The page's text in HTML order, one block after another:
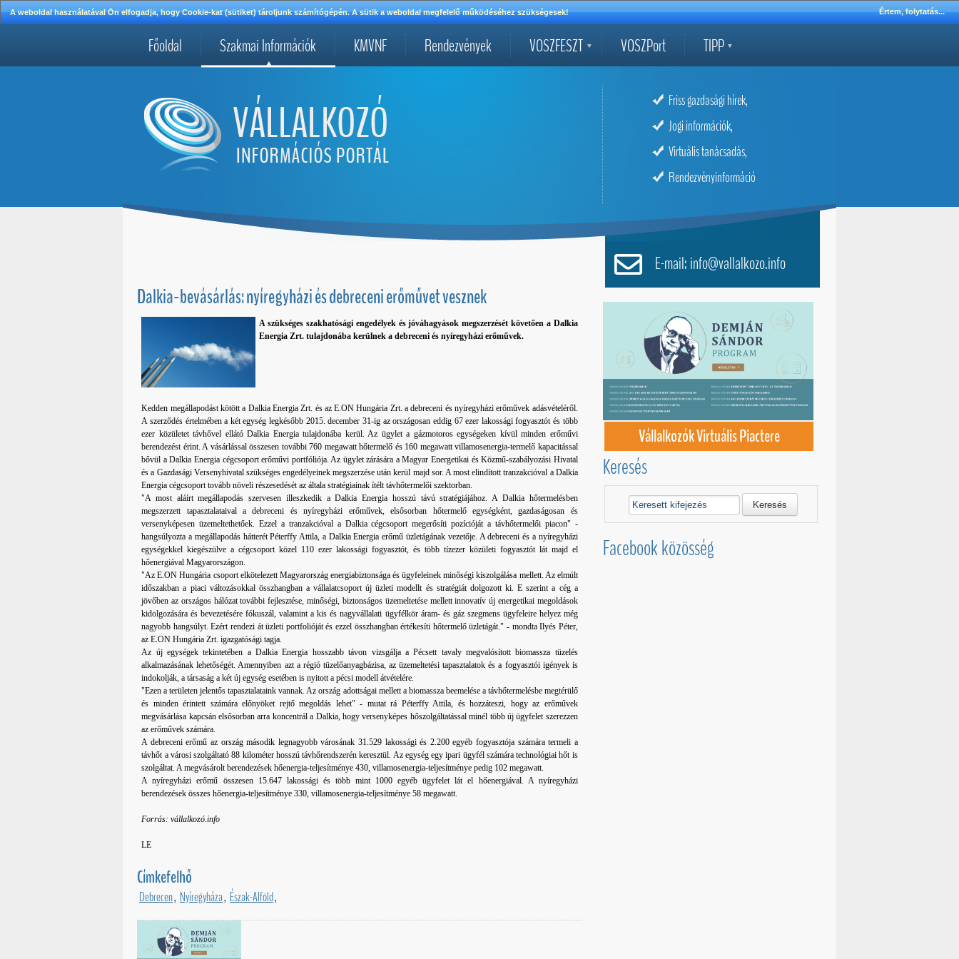
A weboldal használatával Ön elfogadja, hogy Cookie-kat (sütiket) tároljunk számítógépén. A sütik a weboldal megfelelő működéséhez szükségesek! Értem, folytatás...
Főoldal Szakmai Információk KMVNF Rendezvények VOSZFESZT VOSZPort TIPP
Friss gazdasági hírek,
Jogi információk,
Virtuális tanácsadás,
Rendezvényinformáció
Dalkia-bevásárlás: nyíregyházi és debreceni erőművet vesznek
A szükséges szakhatósági engedélyek és jóváhagyások megszerzését követően a Dalkia
Energia Zrt. tulajdonába kerülnek a debreceni és nyíregyházi erőművek.
Kedden megállapodást kötött a Dalkia Energia Zrt. és az E.ON Hungária Zrt. a debreceni és nyíregyházi erőművek adásvételéről.
A szerződés értelmében a két egység legkésőbb 2015. december 31-ig az országosan eddig 67 ezer lakossági fogyasztót és több
ezer közületet távhővel ellátó Dalkia Energia tulajdonába kerül. Az ügylet a gázmotoros egységeken kívül minden erőművi
berendezést érint. A vásárlással összesen további 760 megawatt hőtermelő és 160 megawatt villamosenergia-termelő kapacitással
bővül a Dalkia Energia cégcsoport erőművi portfóliója. Az ügylet zárására a Magyar Energetikai és Közmű-szabályozási Hivatal
és a Gazdasági Versenyhivatal szükséges engedélyeinek megszerzése után kerül majd sor. A most elindított tranzakcióval a Dalkia
Energia cégcsoport tovább növeli részesedését az általa stratégiainak ítélt távhőtermelői szektorban.
"A most aláírt megállapodás szervesen illeszkedik a Dalkia Energia hosszú távú stratégiájához. A Dalkia hőtermelésben
megszerzett tapasztalataival a debreceni és nyíregyházi erőművek, elsősorban hőtermelő egységként, gazdaságosan és
versenyképesen üzemeltethetőek. Ezzel a tranzakcióval a Dalkia cégcsoport megerősíti pozícióját a távhőtermelői piacon" -
hangsúlyozta a megállapodás hátterét Péterffy Attila, a Dalkia Energia erőmű üzletágának vezetője. A debreceni és a nyíregyházi
egységekkel kiegészülve a cégcsoport közel 110 ezer lakossági fogyasztót, és több tízezer közületi fogyasztót lát majd el
hőenergiával Magyarországon.
"Az E.ON Hungária csoport elkötelezett Magyarország energiabiztonsága és ügyfeleinek minőségi kiszolgálása mellett. Az elmúlt
időszakban a piaci változásokkal összhangban a vállalatcsoport új üzleti modellt és stratégiát dolgozott ki. E szerint a cég a
jövőben az országos hálózat további fejlesztése, minőségi, biztonságos üzemeltetése mellett innovatív új energetikai megoldások
kidolgozására és bevezetésére fókuszál, valamint a kis és nagyvállalati ügyfélkör áram- és gáz szegmens ügyfeleire helyez még
nagyobb hangsúlyt. Ezért rendezi át üzleti portfolióját és ezzel összhangban értékesíti hőtermelő üzletágát." - mondta Ilyés Péter,
az E.ON Hungária Zrt. igazgatósági tagja.
Az új egységek tekintetében a Dalkia Energia hosszabb távon vizsgálja a Pécsett tavaly megvalósított biomassza tüzelés
alkalmazásának lehetőségét. Amennyiben azt a régió tüzelőanyagbázisa, az üzemeltetési tapasztalatok és a fogyasztói igények is
indokolják, a társaság a két új egység esetében is nyitott a pécsi modell átvételére.
"Ezen a területen jelentős tapasztalataink vannak. Az ország adottságai mellett a biomassza beemelése a távhőtermelésbe megtérülő
és minden érintett számára előnyöket rejtő megoldás lehet" - mutat rá Péterffy Attila, és hozzáteszi, hogy az erőművek
megvásárlása kapcsán elsősorban arra koncentrál a Dalkia, hogy versenyképes hőszolgáltatással minél több új ügyfelet szerezzen
az erőművek számára.
A debreceni erőmű az ország második legnagyobb városának 31.529 lakossági és 2.200 egyéb fogyasztója számára termeli a
távhőt a városi szolgáltató 88 kilométer hosszú távhőrendszerén keresztül. Az egység egy ipari ügyfél számára technológiai hőt is
szolgáltat. A megvásárolt berendezések hőenergia-teljesítménye 430, villamosenergia-teljesítménye pedig 102 megawatt.
A nyíregyházi erőmű összesen 15.647 lakossági és több mint 1000 egyéb ügyfelet lát el hőenergiával. A nyíregyházi
berendezések összes hőenergia-teljesítménye 330, villamosenergia-teljesítménye 58 megawatt.
Forrás: vállalkozó.info
LE
Címkefelhő
Debrecen, Nyíregyháza, Észak-Alföld,
E-mail: info@vallalkozo.info
Vállalkozók Virtuális Piactere
Keresés
Keresés
Facebook közösség